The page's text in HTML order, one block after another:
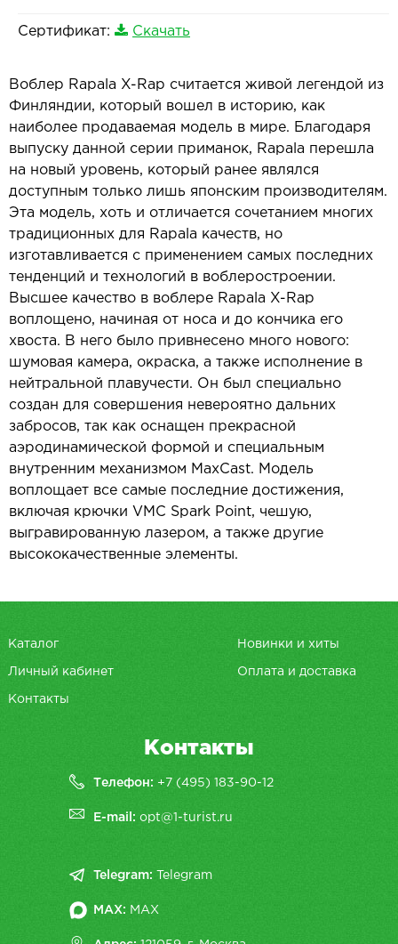
Сертификат: Скачать
Воблер Rapala X-Rap считается живой легендой из
Финляндии, который вошел в историю, как
наиболее продаваемая модель в мире. Благодаря
выпуску данной серии приманок, Rapala перешла
на новый уровень, который ранее являлся
доступным только лишь японским производителям.
Эта модель, хоть и отличается сочетанием многих
традиционных для Rapala качеств, но
изготавливается с применением самых последних
тенденций и технологий в воблеростроении.
Высшее качество в воблере Rapala X-Rap
воплощено, начиная от носа и до кончика его
хвоста. В него было привнесено много нового:
шумовая камера, окраска, а также исполнение в
нейтральной плавучести. Он был специально
создан для совершения невероятно дальних
забросов, так как оснащен прекрасной
аэродинамической формой и специальным
внутренним механизмом MaxCast. Модель
воплощает все самые последние достижения,
включая крючки VMC Spark Point, чешую,
выгравированную лазером, а также другие
высококачественные элементы.
Каталог Новинки и хиты
Личный кабинет Оплата и доставка
Контакты
Контакты
Телефон: +7 (495) 183-90-12
E-mail:opt@1-turist.ru
Telegram: Telegram
MAX: MAX